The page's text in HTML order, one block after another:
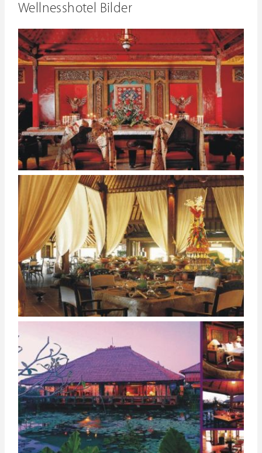
Wellnesshotel Bilder